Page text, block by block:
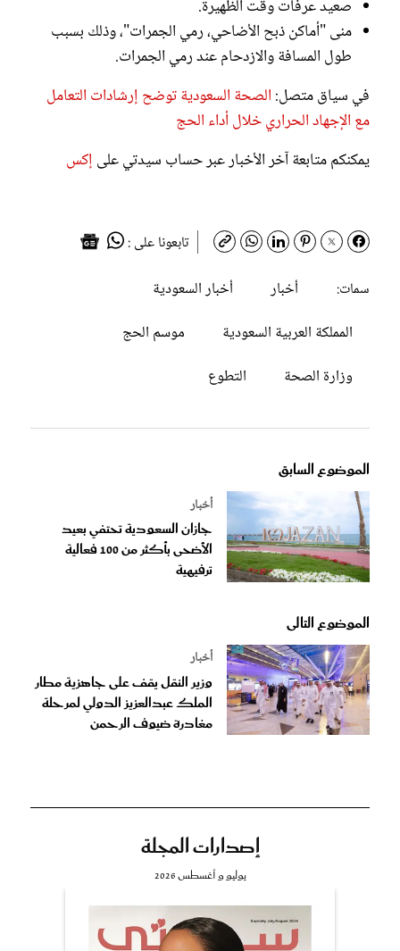
صعيد عرفات وقت الظهيرة.
منى "أماكن ذبح الأضاحي، رمي الجمرات"، وذلك بسبب
طول المسافة والازدحام عند رمي الجمرات.
في سياق متصل: الصحة السعودية توضح إرشادات التعامل
مع الإجهاد الحراري خلال أداء الحج
يمكنكم متابعة آخر الأخبار عبر حساب سيدتي على إكس
تابعونا على :
سمات:
أخبار
أخبار السعودية
المملكة العربية السعودية
موسم الحج
وزارة الصحة
التطوع
الموضوع السابق
أخبار
جازان السعودية تحتفي بعيد
الأضحى بأكثر من 100 فعالية
ترفيهية
الموضوع التالى
أخبار
وزير النقل يقف على جاهزية مطار
الملك عبدالعزيز الدولي لمرحلة
مغادرة ضيوف الرحمن
إصدارات المجلة
يوليو و أغسطس 2026